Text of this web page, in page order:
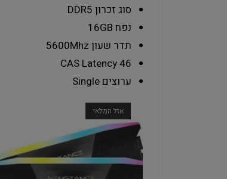
סוג זכרון DDR5
נפח 16GB
תדר שעון 5600Mhz
CAS Latency46
ערוציםSingle
אזל המלאי